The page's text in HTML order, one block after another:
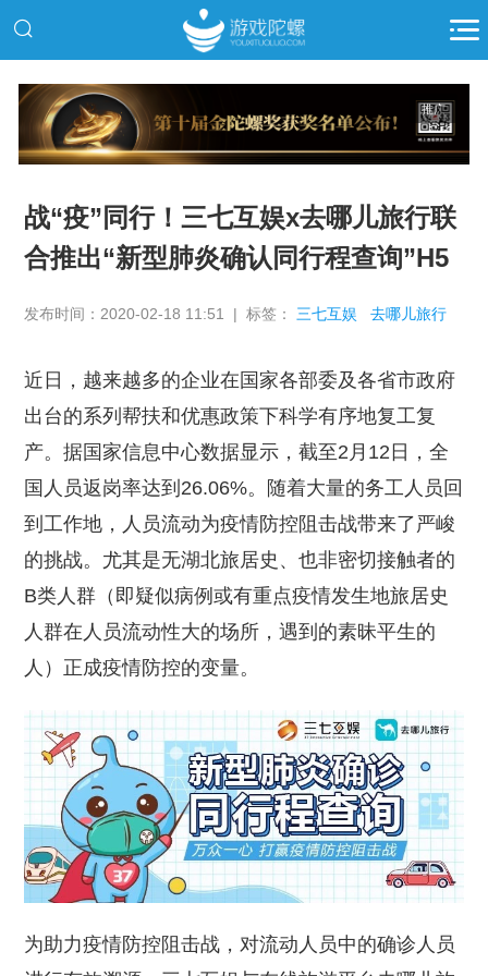
推广
战“疫”同行！三七互娱x去哪儿旅行联
合推出“新型肺炎确认同行程查询”H5
发布时间：2020-02-18 11:51 | 标签： 三七互娱 去哪儿旅行
近日，越来越多的企业在国家各部委及各省市政府
出台的系列帮扶和优惠政策下科学有序地复工复
产。据国家信息中心数据显示，截至2月12日，全
国人员返岗率达到26.06%。随着大量的务工人员回
到工作地，人员流动为疫情防控阻击战带来了严峻
的挑战。尤其是无湖北旅居史、也非密切接触者的
B类人群（即疑似病例或有重点疫情发生地旅居史
人群在人员流动性大的场所，遇到的素昧平生的
人）正成疫情防控的变量。
为助力疫情防控阻击战，对流动人员中的确诊人员